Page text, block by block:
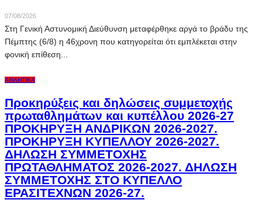
07/08/2026
Στη Γενική Αστυνομική Διεύθυνση μεταφέρθηκε αργά το βράδυ της
Πέμπτης (6/8) η 46χρονη που κατηγορείται ότι εμπλέκεται στην
φονική επίθεση...
ΑΘΛΗΤΙΚΆ
Προκηρύξεις και δηλώσεις συμμετοχής
πρωταθλημάτων και κυπέλλου 2026-27
ΠΡΟΚΗΡΥΞΗ ΑΝΔΡΙΚΩΝ 2026-2027.
ΠΡΟΚΗΡΥΞΗ ΚΥΠΕΛΛΟΥ 2026-2027.
ΔΗΛΩΣΗ ΣΥΜΜΕΤΟΧΗΣ
ΠΡΩΤΑΘΛΗΜΑΤΟΣ 2026-2027. ΔΗΛΩΣΗ
ΣΥΜΜΕΤΟΧΗΣ ΣΤΟ ΚΥΠΕΛΛΟ
ΕΡΑΣΙΤΕΧΝΩΝ 2026-27.